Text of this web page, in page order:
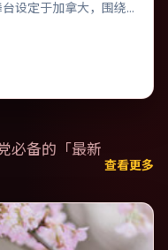
设定于加拿大，围绕
彩高度服务于主题，
必备的「最新
查看更多